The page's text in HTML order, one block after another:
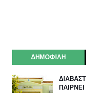
ΔΗΜΟΦΙΛΗ